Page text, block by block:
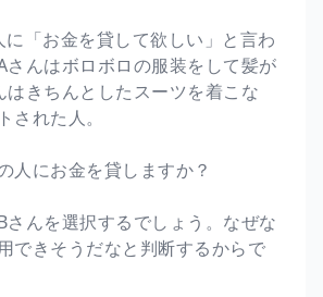
「お金を貸して欲しい」と言わ
さんはボロボロの服装をして髪が
はきちんとしたスーツを着こな
された人。
人にお金を貸しますか？
さんを選択するでしょう。なぜな
できそうだなと判断するからで